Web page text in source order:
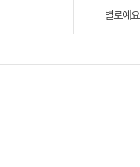
별로예요